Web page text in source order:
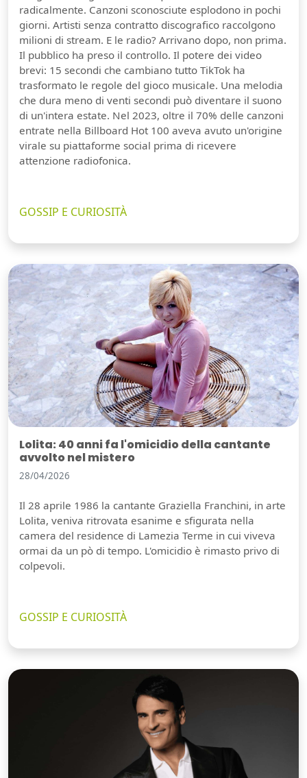
radicalmente. Canzoni sconosciute esplodono in pochi
giorni. Artisti senza contratto discografico raccolgono
milioni di stream. E le radio? Arrivano dopo, non prima.
Il pubblico ha preso il controllo. Il potere dei video
brevi: 15 secondi che cambiano tutto TikTok ha
trasformato le regole del gioco musicale. Una melodia
che dura meno di venti secondi può diventare il suono
di un'intera estate. Nel 2023, oltre il 70% delle canzoni
entrate nella Billboard Hot 100 aveva avuto un'origine
virale su piattaforme social prima di ricevere
attenzione radiofonica.
GOSSIP E CURIOSITÀ
Lolita: 40 anni fa l'omicidio della cantante
avvolto nel mistero
28/04/2026
Il 28 aprile 1986 la cantante Graziella Franchini, in arte
Lolita, veniva ritrovata esanime e sfigurata nella
camera del residence di Lamezia Terme in cui viveva
ormai da un pò di tempo. L'omicidio è rimasto privo di
colpevoli.
GOSSIP E CURIOSITÀ